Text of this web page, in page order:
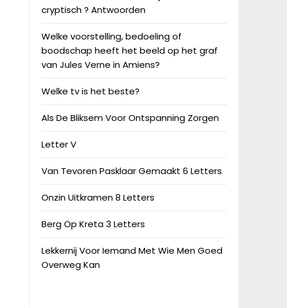
cryptisch ? Antwoorden
Welke voorstelling, bedoeling of
boodschap heeft het beeld op het graf
van Jules Verne in Amiens?
Welke tv is het beste?
Als De Bliksem Voor Ontspanning Zorgen
Letter V
Van Tevoren Pasklaar Gemaakt 6 Letters
Onzin Uitkramen 8 Letters
Berg Op Kreta 3 Letters
Lekkernij Voor Iemand Met Wie Men Goed
Overweg Kan